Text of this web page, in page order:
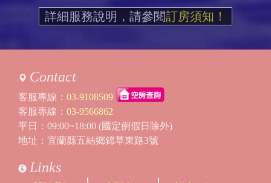
詳細服務說明，請參閱訂房須知！
Contact
客服專線： 03-9108509
客服專線： 03-9566862
平日：09:00~18:00 (國定例假日除外)
地址：宜蘭縣五結鄉錦草東路3號
Links